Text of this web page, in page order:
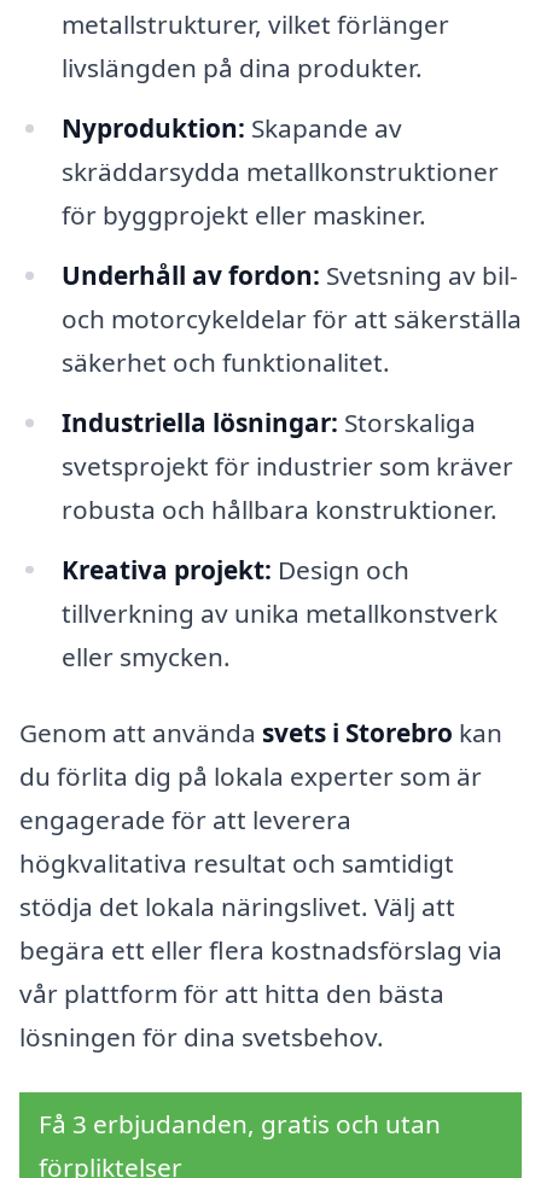
metallstrukturer, vilket förlänger
livslängden på dina produkter.
Nyproduktion: Skapande av
skräddarsydda metallkonstruktioner
för byggprojekt eller maskiner.
Underhåll av fordon: Svetsning av bil-
och motorcykeldelar för att säkerställa
säkerhet och funktionalitet.
Industriella lösningar: Storskaliga
svetsprojekt för industrier som kräver
robusta och hållbara konstruktioner.
Kreativa projekt: Design och
tillverkning av unika metallkonstverk
eller smycken.
Genom att använda svets i Storebro kan
du förlita dig på lokala experter som är
engagerade för att leverera
högkvalitativa resultat och samtidigt
stödja det lokala näringslivet. Välj att
begära ett eller flera kostnadsförslag via
vår plattform för att hitta den bästa
lösningen för dina svetsbehov.
Få 3 erbjudanden, gratis och utan
förpliktelser